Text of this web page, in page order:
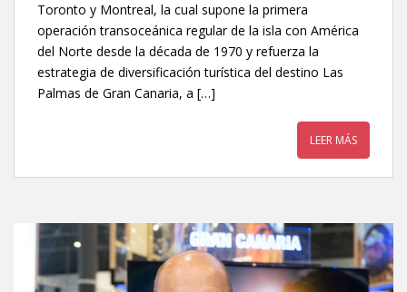
Toronto y Montreal, la cual supone la primera
operación transoceánica regular de la isla con América
del Norte desde la década de 1970 y refuerza la
estrategia de diversificación turística del destino Las
Palmas de Gran Canaria, a […]
LEER MÁS